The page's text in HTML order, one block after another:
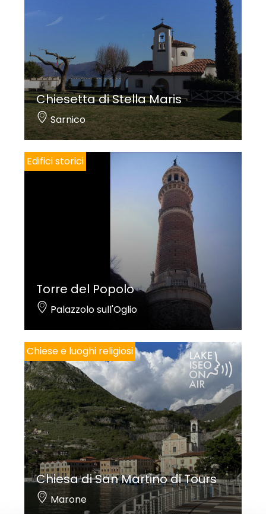
Chiesetta di Stella Maris
Sarnico
Edifici storici
Torre del Popolo
Palazzolo sull'Oglio
Chiese e luoghi religiosi
Chiesa di San Martino di Tours
Marone